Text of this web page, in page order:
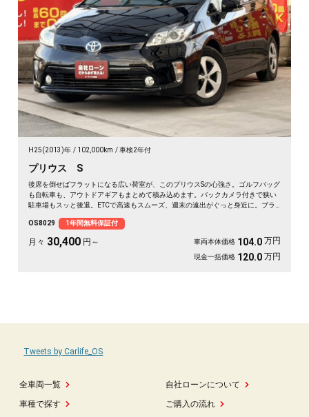
H25(2013)年 102,000km 車検2年付
プリウス S
後席を倒せばフラットになる広い荷室が、このプリウスSの心強さ。ゴルフバッグ
も自転車も、アウトドアギアもまとめて積み込めます。バックカメラ付きで狭い
駐車場もスッと後退。ETCで高速もスムーズ、週末の遠出がぐっと身近に。ブラ
しも頼れる相棒です。低燃費で気軽に走り出せます🚗✨💫👍🎵《1年保証付》
OS8029 1年間無料保証付
月々 30,400 円～ 車両本体価格 104.0 万円
現金一括価格 120.0 万円
全車両一覧
車種で探す
自社ローンについて
ご購入の流れ
Tweets by Carlife_OS